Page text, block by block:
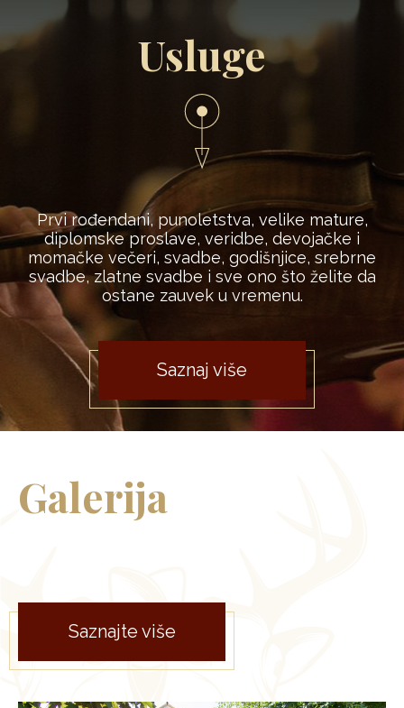
Usluge
Prvi rođendani, punoletstva, velike mature,
diplomske proslave, veridbe, devojačke i
momačke večeri, svadbe, godišnjice, srebrne
svadbe, zlatne svadbe i sve ono što želite da
ostane zauvek u vremenu.
Saznaj više
Galerija
Saznajte više